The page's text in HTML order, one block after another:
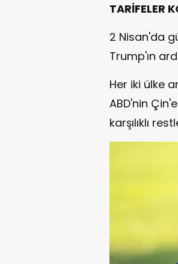
TARİFELER
2 Nisan'da
Trump'ın
Her iki ülke
ABD'nin
karşılıklı